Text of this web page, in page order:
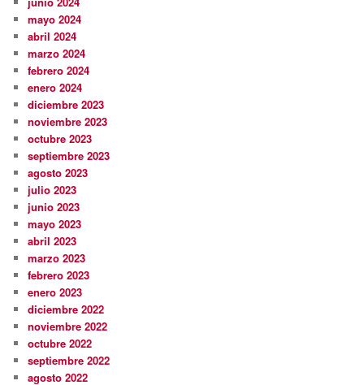
mayo 2024
abril 2024
marzo 2024
febrero 2024
enero 2024
diciembre 2023
noviembre 2023
octubre 2023
septiembre 2023
agosto 2023
julio 2023
junio 2023
mayo 2023
abril 2023
marzo 2023
febrero 2023
enero 2023
diciembre 2022
noviembre 2022
octubre 2022
septiembre 2022
agosto 2022